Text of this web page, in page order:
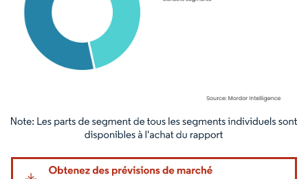
Image © Mordor Intelligence. La réutilisation nécessite une attribution sous CC BY